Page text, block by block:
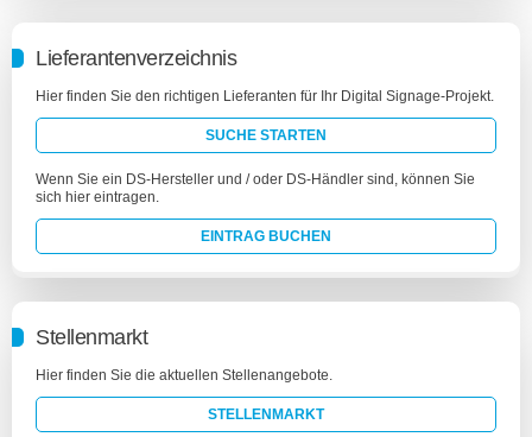
Lieferantenverzeichnis
Hier finden Sie den richtigen Lieferanten für Ihr Digital Signage-Projekt.
SUCHE STARTEN
Wenn Sie ein DS-Hersteller und / oder DS-Händler sind, können Sie
sich hier eintragen.
EINTRAG BUCHEN
Stellenmarkt
Hier finden Sie die aktuellen Stellenangebote.
STELLENMARKT